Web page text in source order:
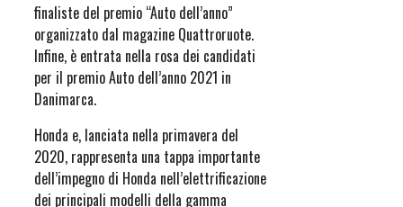
finaliste del premio “Auto dell’anno”
organizzato dal magazine Quattroruote.
Infine, è entrata nella rosa dei candidati
per il premio Auto dell’anno 2021 in
Danimarca.
Honda e, lanciata nella primavera del
2020, rappresenta una tappa importante
dell’impegno di Honda nell’elettrificazione
dei principali modelli della gamma